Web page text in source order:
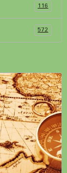
116
572